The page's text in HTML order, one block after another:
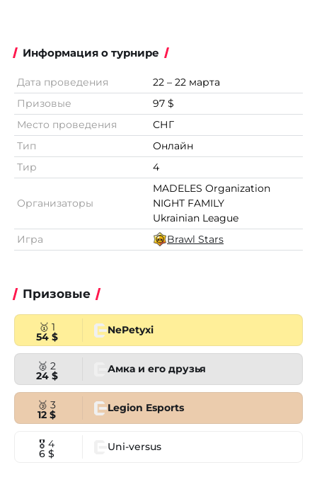
Информация о турнире
Дата проведения
22 – 22 марта
Призовые
97 $
Место проведения
СНГ
Тип
Онлайн
Тир
4
Организаторы
MADELES Organization
NIGHT FAMILY
Ukrainian League
Игра
Brawl Stars
Призовые
🥇 1
54 $
NePetyxi
🥈 2
24 $
Амка и его друзья
🥉 3
12 $
Legion Esports
🎖 4
6 $
Uni-versus